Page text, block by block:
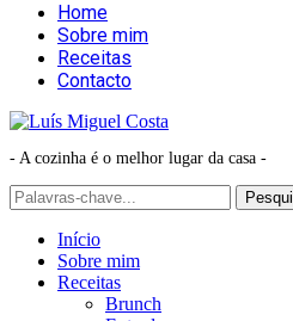
Home
Sobre mim
Receitas
Contacto
- A cozinha é o melhor lugar da casa -
Início
Sobre mim
Receitas
Brunch